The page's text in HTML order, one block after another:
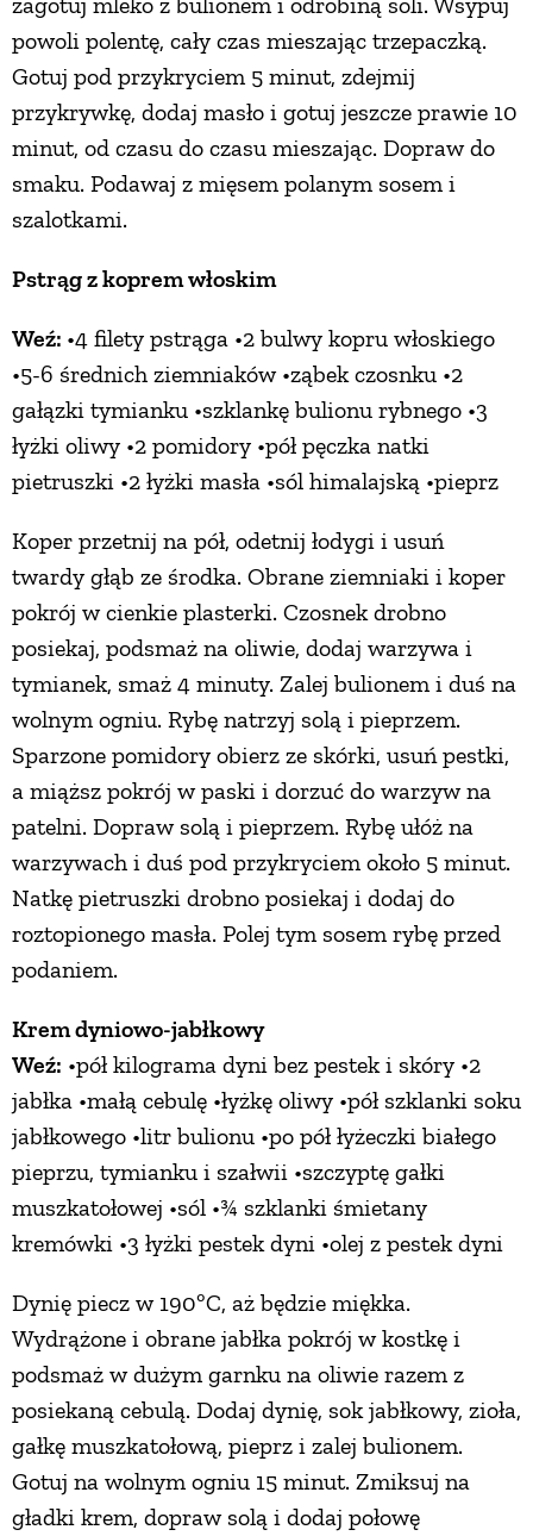
powoli polentę, cały czas mieszając trzepaczką.
Gotuj pod przykryciem 5 minut, zdejmij
przykrywkę, dodaj masło i gotuj jeszcze prawie 10
minut, od czasu do czasu mieszając. Dopraw do
smaku. Podawaj z mięsem polanym sosem i
szalotkami.
Pstrąg z koprem włoskim
Weź: •4 filety pstrąga •2 bulwy kopru włoskiego
•5-6 średnich ziemniaków •ząbek czosnku •2
gałązki tymianku •szklankę bulionu rybnego •3
łyżki oliwy •2 pomidory •pół pęczka natki
pietruszki •2 łyżki masła •sól himalajską •pieprz
Koper przetnij na pół, odetnij łodygi i usuń
twardy głąb ze środka. Obrane ziemniaki i koper
pokrój w cienkie plasterki. Czosnek drobno
posiekaj, podsmaż na oliwie, dodaj warzywa i
tymianek, smaż 4 minuty. Zalej bulionem i duś na
wolnym ogniu. Rybę natrzyj solą i pieprzem.
Sparzone pomidory obierz ze skórki, usuń pestki,
a miąższ pokrój w paski i dorzuć do warzyw na
patelni. Dopraw solą i pieprzem. Rybę ułóż na
warzywach i duś pod przykryciem około 5 minut.
Natkę pietruszki drobno posiekaj i dodaj do
roztopionego masła. Polej tym sosem rybę przed
podaniem.
Krem dyniowo-jabłkowy
Weź: •pół kilograma dyni bez pestek i skóry •2
jabłka •małą cebulę •łyżkę oliwy •pół szklanki soku
jabłkowego •litr bulionu •po pół łyżeczki białego
pieprzu, tymianku i szałwii •szczyptę gałki
muszkatołowej •sól •¾ szklanki śmietany
kremówki •3 łyżki pestek dyni •olej z pestek dyni
Dynię piecz w 190ºC, aż będzie miękka.
Wydrążone i obrane jabłka pokrój w kostkę i
podsmaż w dużym garnku na oliwie razem z
posiekaną cebulą. Dodaj dynię, sok jabłkowy, zioła,
gałkę muszkatołową, pieprz i zalej bulionem.
Gotuj na wolnym ogniu 15 minut. Zmiksuj na
gładki krem, dopraw solą i dodaj połowę